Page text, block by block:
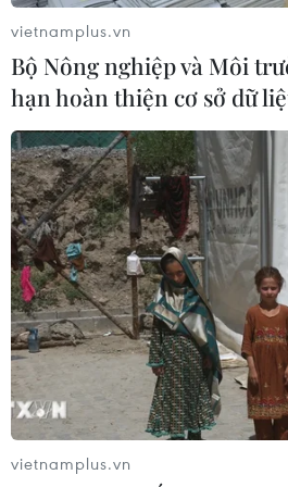
vietnamplus.vn
Bộ Nông nghiệp và Môi
hạn hoàn thiện cơ sở dữ
vietnamplus.vn